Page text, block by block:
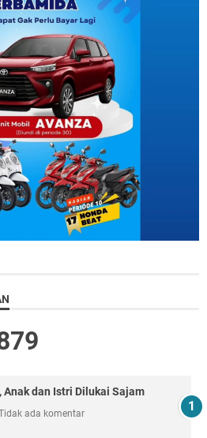
Anak dan Istri Dilukai Sajam
ada komentar